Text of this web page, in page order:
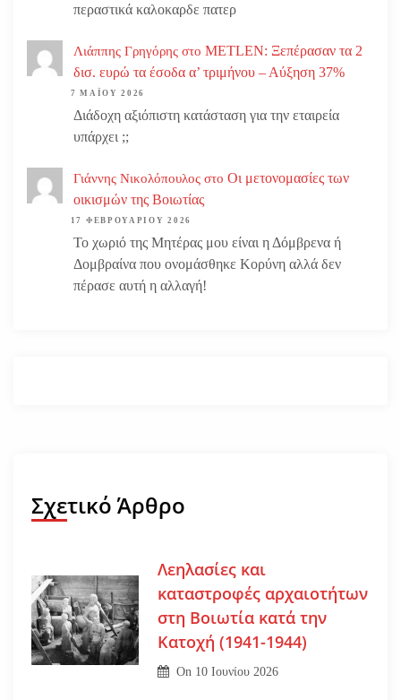
περαστικά καλοκαρδε πατερ
Λιάππης Γρηγόρης στο METLEN: Ξεπέρασαν τα 2
δισ. ευρώ τα έσοδα α’ τριμήνου – Αύξηση 37%
7 ΜΑΪ́ΟΥ 2026
Διάδοχη αξιόπιστη κατάσταση για την εταιρεία
υπάρχει ;;
Γιάννης Νικολόπουλος στο Οι μετονομασίες των
οικισμών της Βοιωτίας
17 ΦΕΒΡΟΥΑΡΊΟΥ 2026
Το χωριό της Μητέρας μου είναι η Δόμβρενα ή
Δομβραίνα που ονομάσθηκε Κορύνη αλλά δεν
πέρασε αυτή η αλλαγή!
Σχετικό Άρθρο
Λεηλασίες και
καταστροφές αρχαιοτήτων
στη Βοιωτία κατά την
Κατοχή (1941-1944)
On 10 Ιουνίου 2026